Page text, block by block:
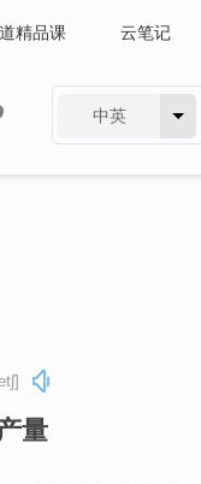
精品课 云笔记
中英
量